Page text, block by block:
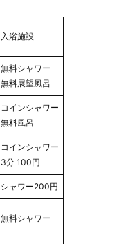
入浴施設
無料シャワー
無料展望風呂
コインシャワー
無料風呂
コインシャワー
3分 100円
シャワー200円
無料シャワー